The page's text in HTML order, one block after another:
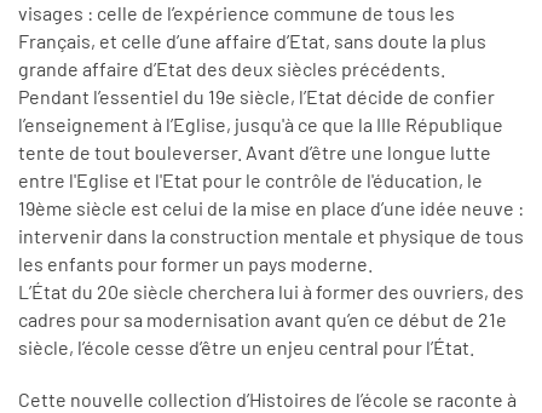
visages : celle de l’expérience commune de tous les
Français, et celle d’une affaire d’Etat, sans doute la plus
grande affaire d’Etat des deux siècles précédents.
Pendant l’essentiel du 19e siècle, l’Etat décide de confier
l’enseignement à l’Eglise, jusqu'à ce que la IIIe République
tente de tout bouleverser. Avant d’être une longue lutte
entre l'Eglise et l'Etat pour le contrôle de l'éducation, le
19ème siècle est celui de la mise en place d’une idée neuve :
intervenir dans la construction mentale et physique de tous
les enfants pour former un pays moderne.
L’État du 20e siècle cherchera lui à former des ouvriers, des
cadres pour sa modernisation avant qu’en ce début de 21e
siècle, l’école cesse d’être un enjeu central pour l’État.
Cette nouvelle collection d’Histoires de l’école se raconte à